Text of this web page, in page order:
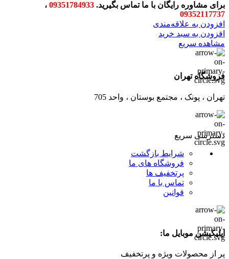
برای مشاوره رایگان با ما تماس بگیرید. 09351784933 ،
09352117737
افزودن به علاقه‌مندی
افزودن به سبد خرید
مشاهده سریع
فروشگاه تهران
تهران ، پونک ، مجتمع بوستان ، واحد 705
دسترسی سریع
شرایط بازگشت
فروشگاه های ما
پرتخفیف ها
تماس با ما
قوانین
اپلیکیشن موبایل ما:
پر از محصولات ویژه و پرتخفیف